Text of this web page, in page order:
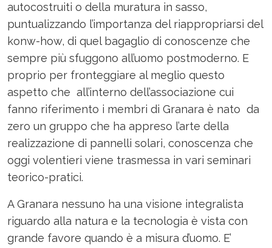
autocostruiti o della muratura in sasso,
puntualizzando l’importanza del riappropriarsi del
konw-how, di quel bagaglio di conoscenze che
sempre più sfuggono all’uomo postmoderno. E
proprio per fronteggiare al meglio questo
aspetto che all’interno dell’associazione cui
fanno riferimento i membri di Granara è nato da
zero un gruppo che ha appreso l’arte della
realizzazione di pannelli solari, conoscenza che
oggi volentieri viene trasmessa in vari seminari
teorico-pratici.
A Granara nessuno ha una visione integralista
riguardo alla natura e la tecnologia è vista con
grande favore quando è a misura d’uomo. E’